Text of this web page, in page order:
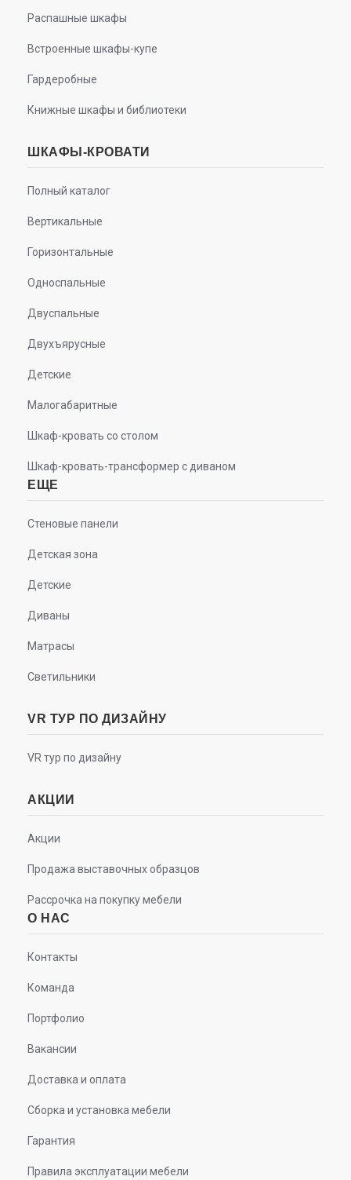
Распашные шкафы
Встроенные шкафы-купе
Гардеробные
Книжные шкафы и библиотеки
ШКАФЫ-КРОВАТИ
Полный каталог
Вертикальные
Горизонтальные
Односпальные
Двуспальные
Двухъярусные
Детские
Малогабаритные
Шкаф-кровать со столом
Шкаф-кровать-трансформер с диваном
ЕЩЕ
Стеновые панели
Детская зона
Детские
Диваны
Матрасы
Светильники
VR ТУР ПО ДИЗАЙНУ
VR тур по дизайну
АКЦИИ
Акции
Продажа выставочных образцов
Рассрочка на покупку мебели
О НАС
Контакты
Команда
Портфолио
Вакансии
Доставка и оплата
Сборка и установка мебели
Гарантия
Правила эксплуатации мебели